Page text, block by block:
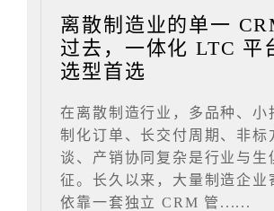
离散制造业的单一
过去，一体化 LTC 平
选型首选
在离散制造行业，多品种、小
制化订单、长交付周期、非标
谈、产销协同复杂是行业与生
征。长久以来，大量制造企业
依靠一套独立 CRM 管......